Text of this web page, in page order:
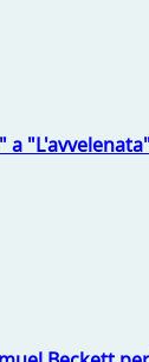
a